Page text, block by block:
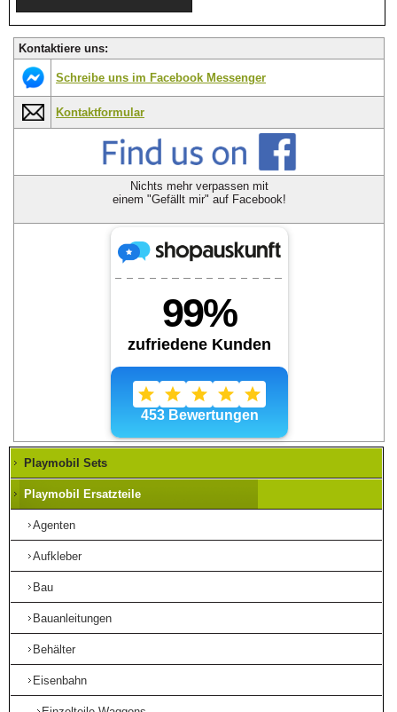
Kontaktiere uns:
Schreibe uns im Facebook Messenger
Kontaktformular
Nichts mehr verpassen mit
einem "Gefällt mir" auf Facebook!
Playmobil Sets
Playmobil Ersatzteile
Agenten
Aufkleber
Bau
Bauanleitungen
Behälter
Eisenbahn